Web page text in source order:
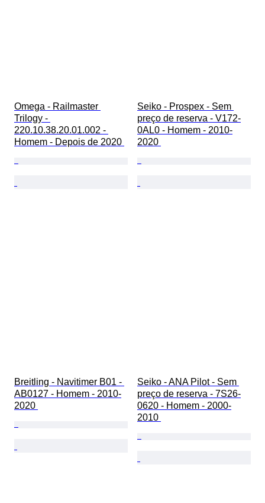
Omega - Railmaster
Trilogy -
220.10.38.20.01.002 -
Homem - Depois de 2020
Seiko - Prospex - Sem
preço de reserva - V172-
0AL0 - Homem - 2010-
2020
Breitling - Navitimer B01 -
AB0127 - Homem - 2010-
2020
Seiko - ANA Pilot - Sem
preço de reserva - 7S26-
0620 - Homem - 2000-
2010